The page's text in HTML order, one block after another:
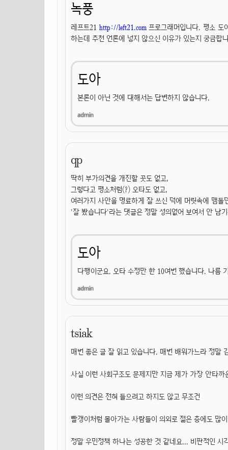
녹풍
레프트21 http://left21.com 프로그래머입니다. 평소
하는데 추천 언론에 넣지 않으신 이유가 있는지 궁금
도아
본론이 아닌 것에 대해서는 답변하지 않습니다.
qp
딱히 부가의견을 개진할 곳도 없고,
그렇다고 평소처럼(?) 오타도 없고,
여러가지 사안을 명료하게 잘 쓰신 덕에 머릿속에 맴돌
'잘 봤습니다'라는 댓글은 정말 성의없어 보여서 안 남
도아
다행이군요. 오타 수정만 한 10여번 했습니다. 나름
tsiak
매번 좋은 글 잘 읽고 있습니다. 매번 배워가느라 정말
사실 이런 사회구조도 문제지만 지금 제가 가장 안타까
이런 의견은 전혀 들으려고 하지도 않고 무조건
빨갱이처럼 몰아가는 사람들이 의외로 젊은 층에도 많
정말 우민정책 하나는 성공한 것 같네요... 비판적인 시